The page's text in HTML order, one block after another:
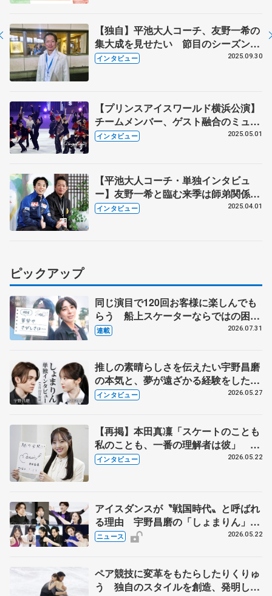
【独自】平池大人コーチ、友野一希の
集大成を見せたい 節目のシーズン、
仕切り直し「めげずにやるしかな
インタビュー 2025.09.30
【プリンスアイスワールド横浜公演】
チームメンバー、ゲスト融合のミュー
ジカル演出 友野一希、初披露の来季
を」 （初演後コメント全文）
インタビュー 2025.05.01
【平池大人コーチ・単独インタビュ
ー】友野一希と臨む来季は師弟関係
「20年の集大成」 苦しんだ今シーズ
インタビュー 2025.04.01
ピックアップ
同じ演目で120回お客様に楽しんでも
らう 船上スケーターならではの困難
とは 影響あったPIW前キャプテン松
連載 2026.07.31
推しの素晴らしさを伝えたい宇野昌磨
の本気と、夢が遠ざかる経験をした本
田真凜の覚悟
インタビュー 2026.05.27
【再掲】本田真凜「スケートのことも
私のことも、一番の理解者は彼」 引
退時の単独インタビューで語った競技
インタビュー 2026.05.22
アイスダンスが〝戦国時代〟と呼ばれ
る理由 宇野昌磨の「しょまりん」ら
実力者が相次いで参戦 国内の競争激
ニュース 2026.05.22
ペア競技に変革をもたらしたりくりゅ
う 独自のスタイルを創造、発明した